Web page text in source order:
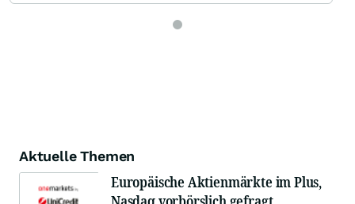
Aktuelle Themen
Europäische Aktienmärkte im Plus,